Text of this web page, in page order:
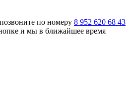
по номеру 8 952 620 68 43
и мы в ближайшее время